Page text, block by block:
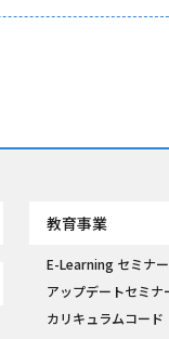
教育事業
E-Learning セミナー
アップデートセミナ
カリキュラムコード